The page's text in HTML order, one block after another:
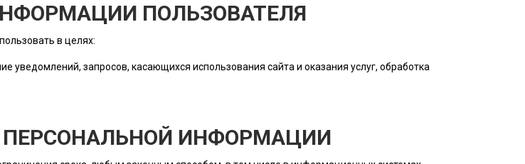
ПОЛЬЗОВАТЕЛЯ
в целях:
уведомлений, запросов, касающихся использования сайта и оказания услуг, обработка
ПЕРСОНАЛЬНОЙ ИНФОРМАЦИИ